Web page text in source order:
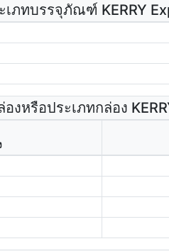
เภทบรรจุภัณฑ์ KERRY
งหรือประเภทกล่อง